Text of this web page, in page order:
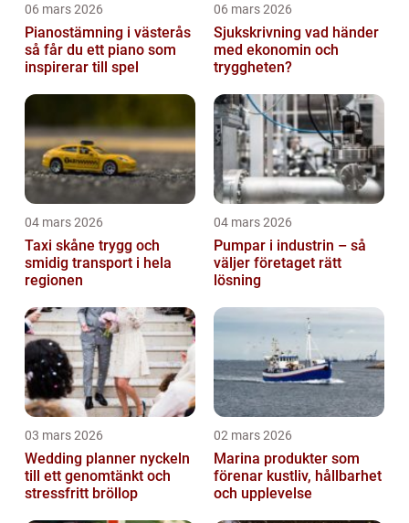
06 mars 2026
Pianostämning i västerås
så får du ett piano som
inspirerar till spel
06 mars 2026
Sjukskrivning vad händer
med ekonomin och
tryggheten?
04 mars 2026
Taxi skåne trygg och
smidig transport i hela
regionen
04 mars 2026
Pumpar i industrin – så
väljer företaget rätt
lösning
03 mars 2026
Wedding planner nyckeln
till ett genomtänkt och
stressfritt bröllop
02 mars 2026
Marina produkter som
förenar kustliv, hållbarhet
och upplevelse